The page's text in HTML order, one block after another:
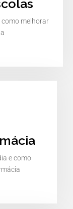
como melhorar
e como